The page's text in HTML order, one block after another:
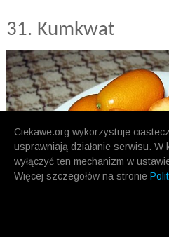
Ciekawe.org wykorzystuje
usprawniają działanie serwisu. W
wyłączyć ten mechanizm w
Więcej szczegołów na stronie
31. Kumkwat